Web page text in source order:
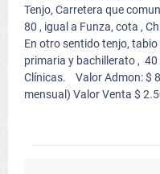
Tenjo, Carretera que
80 , igual a Funza, cota ,
En otro sentido tenjo,
primaria y bachillerato ,
Clínicas. Valor Admon: $
mensual) Valor Venta $